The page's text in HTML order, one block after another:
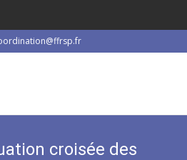
croisée des